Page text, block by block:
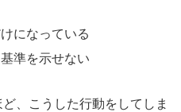
になっている
準を示せない
、こうした行動をしてしま